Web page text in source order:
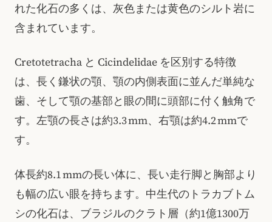
れた化石の多くは、灰色または黄色のシルト岩に
含まれています。
Cretotetracha と Cicindelidae を区別する特徴
は、長く鎌状の顎、顎の内側表面に並んだ単純な
歯、そして顎の基部と眼の間に頭部に付く触角で
す。左顎の長さは約3.3 mm、右顎は約4.2 mmで
す。
体長約8.1 mmの長い体に、長い走行脚と胸部より
も幅の広い眼を持ちます。中生代のトラカブトム
シの化石は、ブラジルのクラト層（約1億1300万